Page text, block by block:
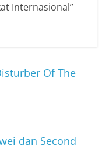
Internasional”
Of The
dan Second